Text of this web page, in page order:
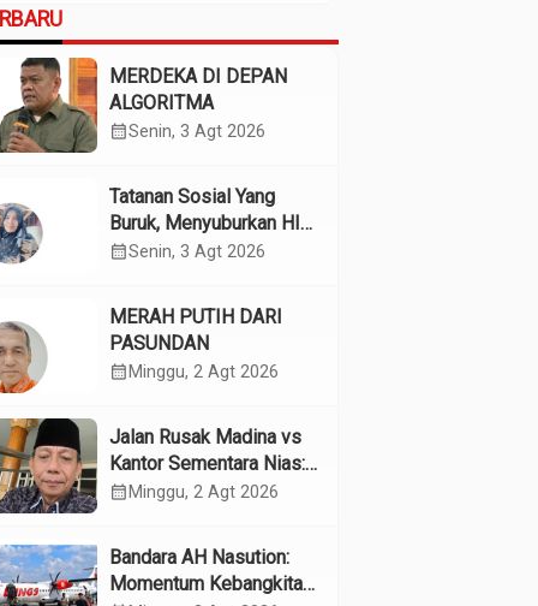
MERDEKA DI DEPAN
ALGORITMA
calendar_monthSenin, 3 Agt 2026
Tatanan Sosial Yang
Buruk, Menyuburkan HIV
Pada Remaja
calendar_monthSenin, 3 Agt 2026
MERAH PUTIH DARI
PASUNDAN
calendar_month Minggu, 2 Agt 2026
Jalan Rusak Madina vs
Kantor Sementara Nias:
Kebijakan Pilih Kasih
calendar_month Minggu, 2 Agt 2026
Bandara AH Nasution:
Momentum Kebangkitan